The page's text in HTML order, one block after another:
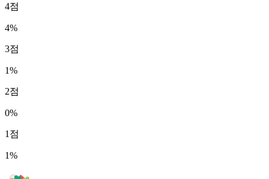
4점
4%
3점
1%
2점
0%
1 점
1%